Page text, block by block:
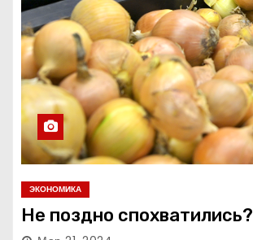
ЭКОНОМИКА
Не поздно спохватились?